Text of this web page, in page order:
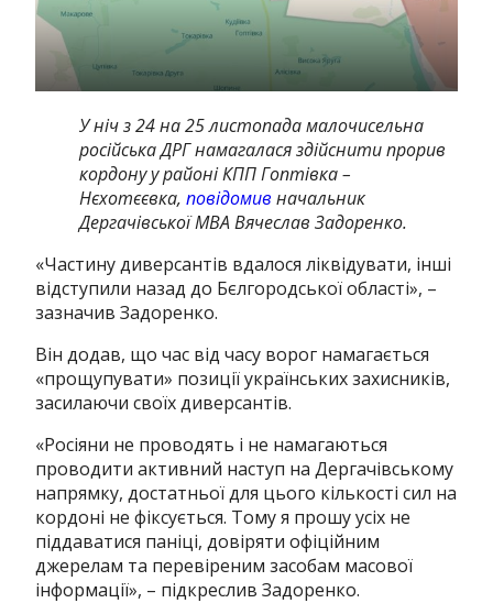
У ніч з 24 на 25 листопада малочисельна
російська ДРГ намагалася здійснити прорив
кордону у районі КПП Гоптівка –
Нєхотєєвка,повідомив начальник
Дергачівської МВА Вячеслав Задоренко.
«Частину диверсантів вдалося ліквідувати, інші
відступили назад до Бєлгородської області», –
зазначив Задоренко.
Він додав, що час від часу ворог намагається
«прощупувати» позиції українських захисників,
засилаючи своїх диверсантів.
«Росіяни не проводять і не намагаються
проводити активний наступ на Дергачівському
напрямку, достатньої для цього кількості сил на
кордоні не фіксується. Тому я прошу усіх не
піддаватися паніці, довіряти офіційним
джерелам та перевіреним засобам масової
інформації», – підкреслив Задоренко.